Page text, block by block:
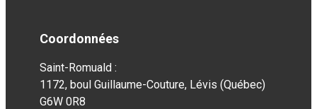
Coordonnées
Saint-Romuald :
1172, boul Guillaume-Couture, Lévis (Québec)
G6W 0R8